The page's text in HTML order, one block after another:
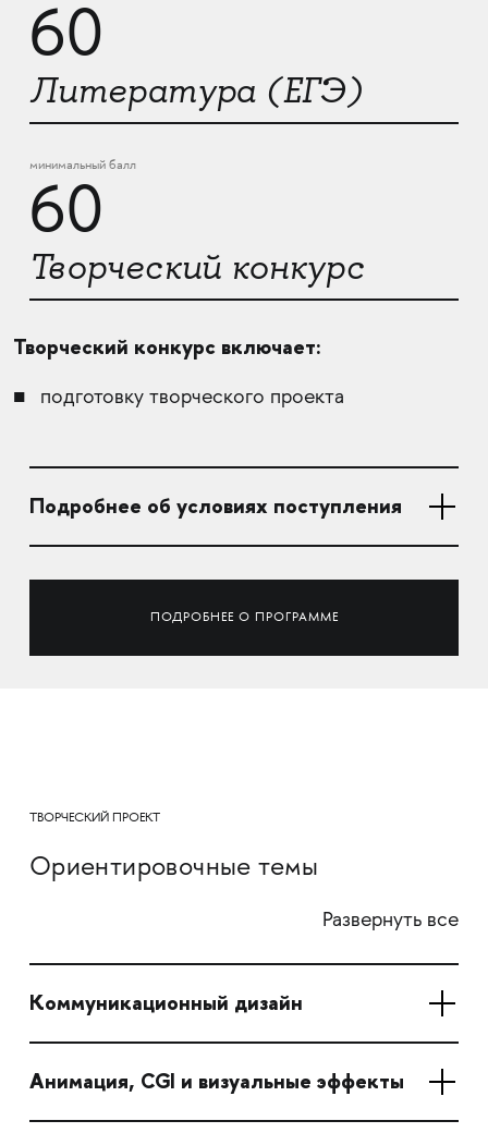
60
Литература (ЕГЭ)
минимальный балл
60
Творческий конкурс
Творческий конкурс включает:
подготовку творческого проекта
Подробнее об условиях поступления
ПОДРОБНЕЕ О ПРОГРАММЕ
ТВОРЧЕСКИЙ ПРОЕКТ
Ориентировочные темы
Развернуть все
Коммуникационный дизайн
Анимация, CGI и визуальные эффекты